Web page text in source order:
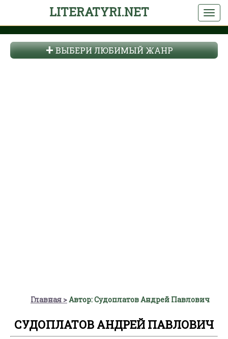
LITERATYRI.NET
ВЫБЕРИ ЛЮБИМЫЙ ЖАНР
Главная Автор: Судоплатов Андрей Павлович
СУДОПЛАТОВ АНДРЕЙ ПАВЛОВИЧ